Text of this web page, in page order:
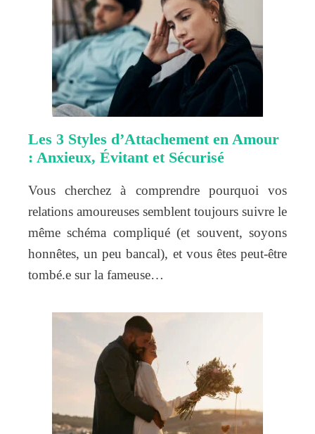
Les 3 Styles d’Attachement en Amour
: Anxieux, Évitant et Sécurisé
Vous cherchez à comprendre pourquoi vos
relations amoureuses semblent toujours suivre le
même schéma compliqué (et souvent, soyons
honnêtes, un peu bancal), et vous êtes peut-être
tombé.e sur la fameuse…